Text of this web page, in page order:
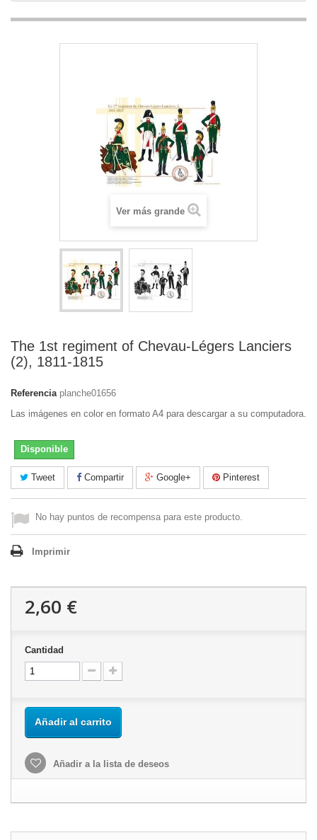
Ver más grande
The 1st regiment of Chevau-Légers Lanciers
(2), 1811-1815
Referencia planche01656
Las imágenes en color en formato A4 para descargar a su computadora.
Disponible
Tweet Compartir Google+ Pinterest
No hay puntos de recompensa para este producto.
Imprimir
2,60 €
Cantidad
Añadir al carrito
Añadir a la lista de deseos